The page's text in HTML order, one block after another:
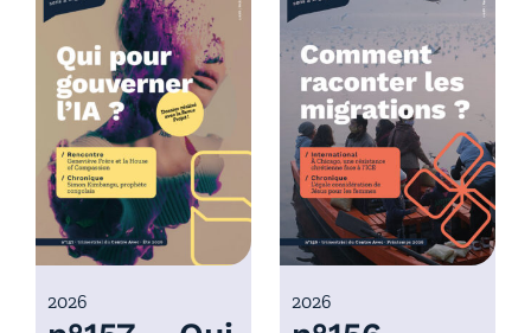
2026 2026